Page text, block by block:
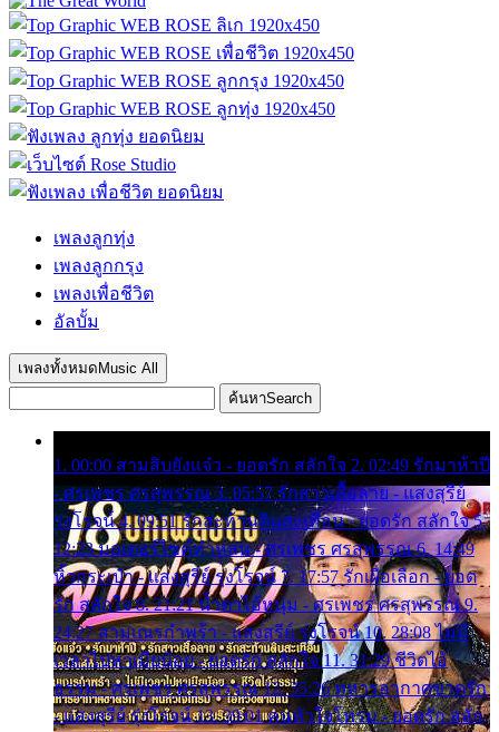
เพลงลูกทุ่ง
เพลงลูกกรุง
เพลงเพื่อชีวิต
อัลบั้ม
เพลงทั้งหมด Music All
ค้นหาSearch
1. 00:00 สามสิบยังแจ๋ว - ยอดรัก สลักใจ 2. 02:49 รักมาห้าปี
- ศรเพชร ศรสุพรรณ 3. 05:57 รักสาวเสื้อลาย - แสงสุรีย์
รุ่งโรจน์ 4. 09:51 รักสะท้านดินสะเทือน - ยอดรัก สลักใจ 5.
12:23 มอเตอร์ไซค์ทำหล่น - ศรเพชร ศรสุพรรณ 6. 14:49
หิ้วกระเป๋า - แสงสุรีย์ รุ่งโรจน์ 7. 17:57 รักเผื่อเลือก - ยอด
รัก สลักใจ 8. 21:21 น้ำตาไอ้หนุ่ม - ศรเพชร ศรสุพรรณ 9.
24:27 สามเณรกำพร้า - แสงสุรีย์ รุ่งโรจน์ 10. 28:08 ไม่มี
เวลาไปหาเมียน้อย - ยอดรัก สลักใจ 11. 31:29 ชีวิตไอ้
ธรรม - ศรเพชร ศรสุพรรณ 12. 35:26 ทหารอากาศขาดรัก
- แสงสุรีย์ รุ่งโรจน์ 13. 39:01 คนหัวใจโทรม - ยอดรัก สลัก